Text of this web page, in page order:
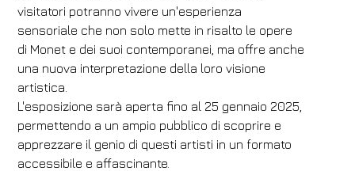
visitatori potranno vivere un'esperienza
sensoriale che non solo mette in risalto le opere
di Monet e dei suoi contemporanei, ma offre anche
una nuova interpretazione della loro visione
artistica.
L'esposizione sarà aperta fino al 25 gennaio 2025,
permettendo a un ampio pubblico di scoprire e
apprezzare il genio di questi artisti in un formato
accessibile e affascinante.